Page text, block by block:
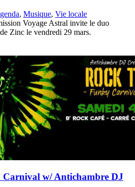
, Musique, Vie locale
Voyage Astral invite le duo
Zinc le vendredi 29 mars.
w/ Antichambre DJ